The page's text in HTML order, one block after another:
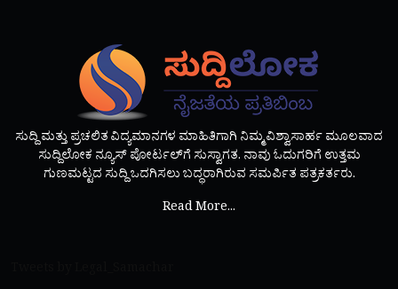
ಸುದ್ದಿ ಮತ್ತು ಪ್ರಚಲಿತ ವಿದ್ಯಮಾನಗಳ ಮಾಹಿತಿಗಾಗಿ ನಿಮ್ಮ ವಿಶ್ವಾಸಾರ್ಹ ಮೂಲವಾದ
ಸುದ್ದಿಲೋಕ ನ್ಯೂಸ್ ಪೋರ್ಟಲ್‌ಗೆ ಸುಸ್ವಾಗತ. ನಾವು ಓದುಗರಿಗೆ ಉತ್ತಮ
ಗುಣಮಟ್ಟದ ಸುದ್ದಿ ಒದಗಿಸಲು ಬದ್ಧರಾಗಿರುವ ಸಮರ್ಪಿತ ಪತ್ರಕರ್ತರು.
Read More...